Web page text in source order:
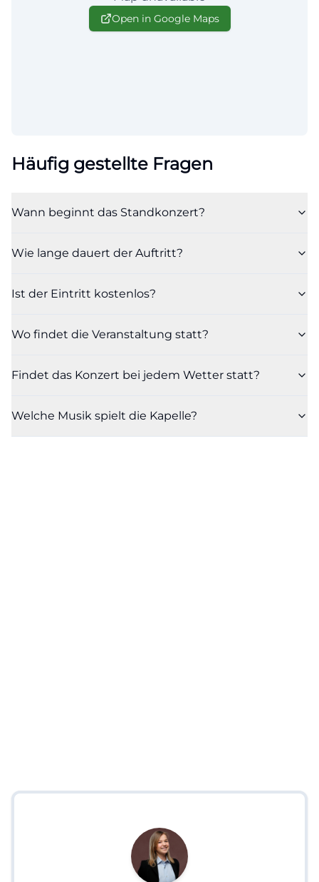
Open in Google Maps
Häufig gestellte Fragen
Wann beginnt das Standkonzert?
Wie lange dauert der Auftritt?
Ist der Eintritt kostenlos?
Wo findet die Veranstaltung statt?
Findet das Konzert bei jedem Wetter statt?
Welche Musik spielt die Kapelle?